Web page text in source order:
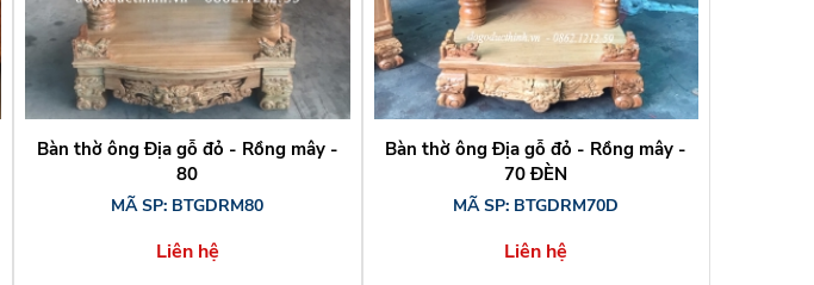
Bàn thờ ông Địa gỗ đỏ - Rồng mây -
80
MÃ SP: BTGDRM80
Liên hệ
Bàn thờ ông Địa gỗ đỏ - Rồng mây -
70 ĐÈN
MÃ SP: BTGDRM70D
Liên hệ